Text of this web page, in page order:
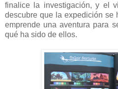
finalice la investigación, y el
descubre que la expedición se
emprende una aventura para
qué ha sido de ellos.